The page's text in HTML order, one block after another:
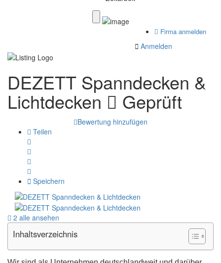
Firma anmelden
Anmelden
DEZETT Spanndecken &
Lichtdecken Geprüft
Bewertung hinzufügen
Teilen
Speichern
2 alle ansehen
Inhaltsverzeichnis